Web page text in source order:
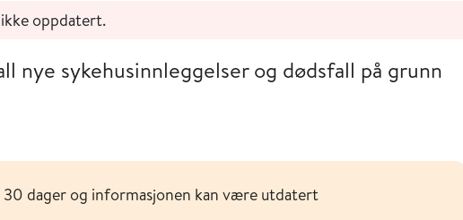
oppdatert.
nye sykehusinnleggelser og dødsfall på grunn
dager og informasjonen kan være utdatert